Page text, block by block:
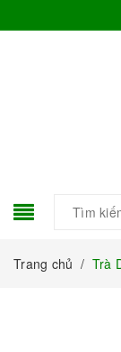
Trang chủ / Trà